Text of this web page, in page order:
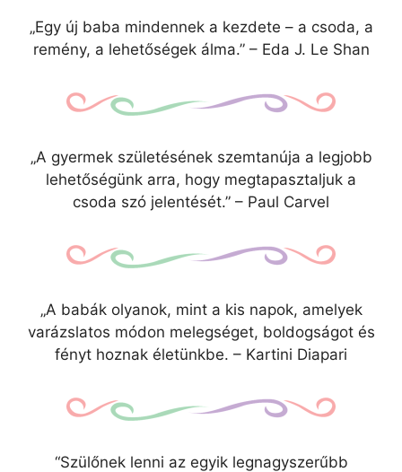
„Egy új baba mindennek a kezdete – a csoda, a
remény, a lehetőségek álma.” – Eda J. Le Shan
„A gyermek születésének szemtanúja a legjobb
lehetőségünk arra, hogy megtapasztaljuk a
csoda szó jelentését.” – Paul Carvel
„A babák olyanok, mint a kis napok, amelyek
varázslatos módon melegséget, boldogságot és
fényt hoznak életünkbe. – Kartini Diapari
“Szülőnek lenni az egyik legnagyszerűbb